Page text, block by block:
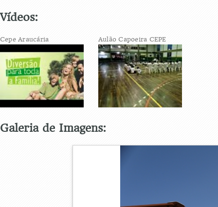
Vídeos:
Cepe Araucária Aulão Capoeira CEPE
Galeria de Imagens: